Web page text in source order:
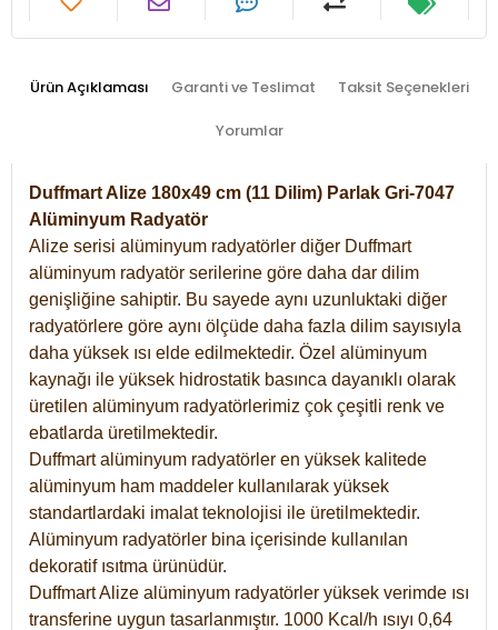
Ürün Açıklaması Garanti ve Teslimat Taksit Seçenekleri
Yorumlar
Duffmart Alize 180x49 cm (11 Dilim) Parlak Gri-7047
Alüminyum Radyatör
Alize serisi alüminyum radyatörler diğer Duffmart
alüminyum radyatör serilerine göre daha dar dilim
genişliğine sahiptir. Bu sayede aynı uzunluktaki diğer
radyatörlere göre aynı ölçüde daha fazla dilim sayısıyla
daha yüksek ısı elde edilmektedir. Özel alüminyum
kaynağı ile yüksek hidrostatik basınca dayanıklı olarak
üretilen alüminyum radyatörlerimiz çok çeşitli renk ve
ebatlarda üretilmektedir.
Duffmart alüminyum radyatörler en yüksek kalitede
alüminyum ham maddeler kullanılarak yüksek
standartlardaki imalat teknolojisi ile üretilmektedir.
Alüminyum radyatörler bina içerisinde kullanılan
dekoratif ısıtma ürünüdür.
Duffmart Alize alüminyum radyatörler yüksek verimde ısı
transferine uygun tasarlanmıştır. 1000 Kcal/h ısıyı 0,64